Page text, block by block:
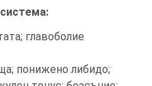
главоболие
понижено либидо;